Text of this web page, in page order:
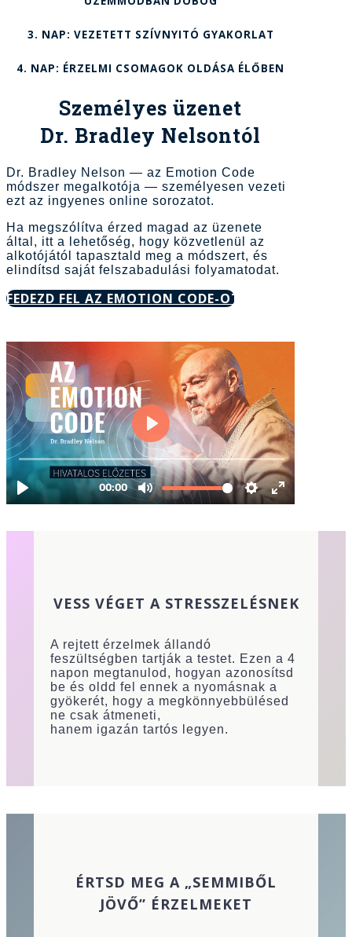
3. NAP: VEZETETT SZÍVNYITÓ GYAKORLAT
4. NAP: ÉRZELMI CSOMAGOK OLDÁSA ÉLŐBEN
Személyes üzenet
Dr. Bradley Nelsontól
Dr. Bradley Nelson — az Emotion Code
módszer megalkotója — személyesen vezeti
ezt az ingyenes online sorozatot.
Ha megszólítva érzed magad az üzenete
által, itt a lehetőség, hogy közvetlenül az
alkotójától tapasztald meg a módszert, és
elindítsd saját felszabadulási folyamatodat.
FEDEZD FEL AZ EMOTION CODE-OT
VESS VÉGET A STRESSZELÉSNEK
A rejtett érzelmek állandó
feszültségben tartják a testet. Ezen a 4
napon megtanulod, hogyan azonosítsd
be és oldd fel ennek a nyomásnak a
gyökerét, hogy a megkönnyebbülésed
ne csak átmeneti,
hanem igazán tartós legyen.
ÉRTSD MEG A „SEMMIBŐL
JÖVŐ” ÉRZELMEKET